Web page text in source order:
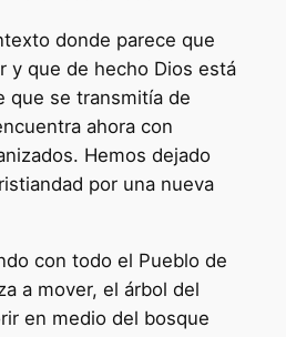
donde parece que
y que de hecho Dios está
que se transmitía de
ahora con
Hemos dejado
por una nueva
con todo el Pueblo de
a mover, el árbol del
en medio del bosque